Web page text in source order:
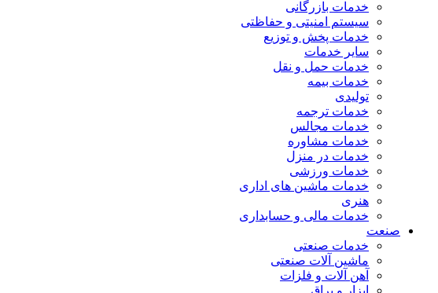
خدمات بازرگانی
سیستم امنیتی و حفاظتی
خدمات پخش و توزیع
سایر خدمات
خدمات حمل و نقل
خدمات بیمه
تولیدی
خدمات ترجمه
خدمات مجالس
خدمات مشاوره
خدمات در منزل
خدمات ورزشی
خدمات ماشین های اداری
هنری
خدمات مالی و حسابداری
صنعت
خدمات صنعتی
ماشین آلات صنعتی
آهن آلات و فلزات